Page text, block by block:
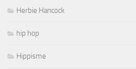
Herbie Hancock
hip hop
Hippisme